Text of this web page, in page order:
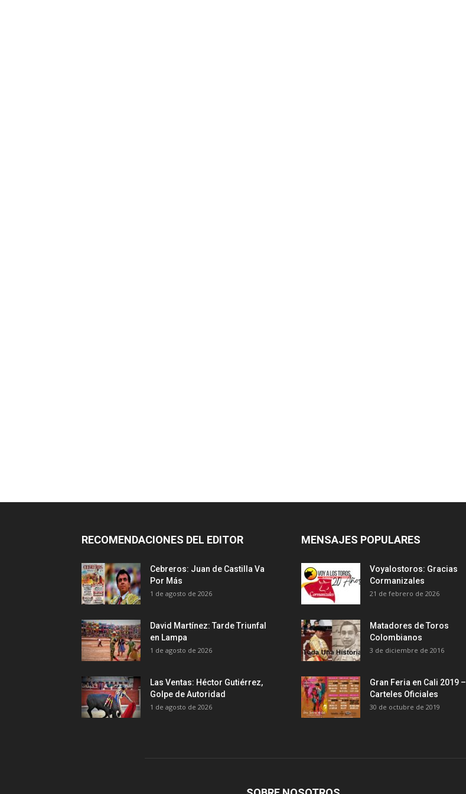
RECOMENDACIONES DEL EDITOR
Cebreros: Juan de Castilla Va
Por Más
1 de agosto de 2026
David Martínez: Tarde Triunfal
en Lampa
1 de agosto de 2026
Las Ventas: Héctor Gutiérrez,
Golpe de Autoridad
1 de agosto de 2026
MENSAJES POPULARES
Voyalostoros: Gracias
Cormanizales
21 de febrero de 2026
Matadores de Toros
Colombianos
3 de diciembre de 2016
Gran Feria en Cali 2019 –
Carteles Oficiales
30 de octubre de 2019